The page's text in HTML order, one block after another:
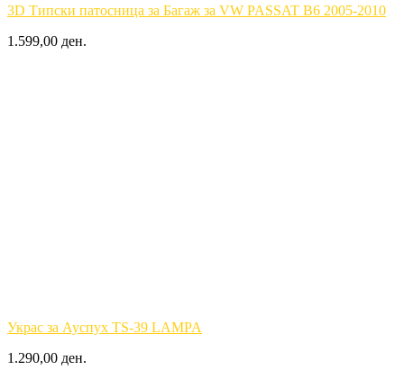
3D Типски патосница за Багаж за VW PASSAT B6 2005-2010
1.599,00 ден.
Украс за Ауспух TS-39 LAMPA
1.290,00 ден.